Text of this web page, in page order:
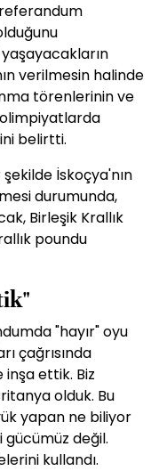
verilmesin halinde
törenlerinin ve
olimpiyatlarda
belirtti.
İskoçya'nın
durumunda,
Birleşik Krallık
poundu
"hayır" oyu
çağrısında
ettik. Biz
olduk. Bu
yapan ne biliyor
gücümüz değil.
kullandı.